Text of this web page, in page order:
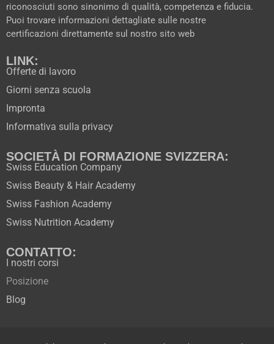
riconosciuti sono sinonimo di qualità, competenza e fiducia.
Puoi trovare informazioni dettagliate sulle nostre
certificazioni direttamente sul nostro sito web
LINK:
Offerte di lavoro
Giorni senza scuola
Impronta
Informativa sulla privacy
SOCIETÀ DI FORMAZIONE SVIZZERA:
Swiss Education Company
Swiss Beauty & Hair Academy
Swiss Fashion Academy
Swiss Nutrition Academy
CONTATTO:
I nostri corsi
Posizione
Blog